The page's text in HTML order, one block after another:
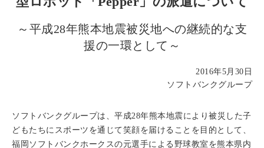
～平成28年熊本地震被災地への継続的な支
援の一環として～
2016年5月30日
ソフトバンクグループ
ソフトバンクグループは、平成28年熊本地震により被災した子
どもたちにスポーツを通じて笑顔を届けることを目的として、
福岡ソフトバンクホークスの元選手による野球教室を熊本県内